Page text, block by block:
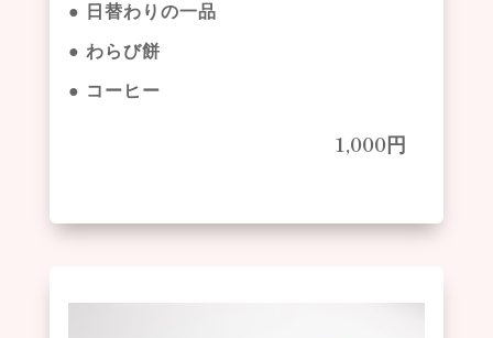
● 日替わりの一品
● わらび餅
● コーヒー
1,000円